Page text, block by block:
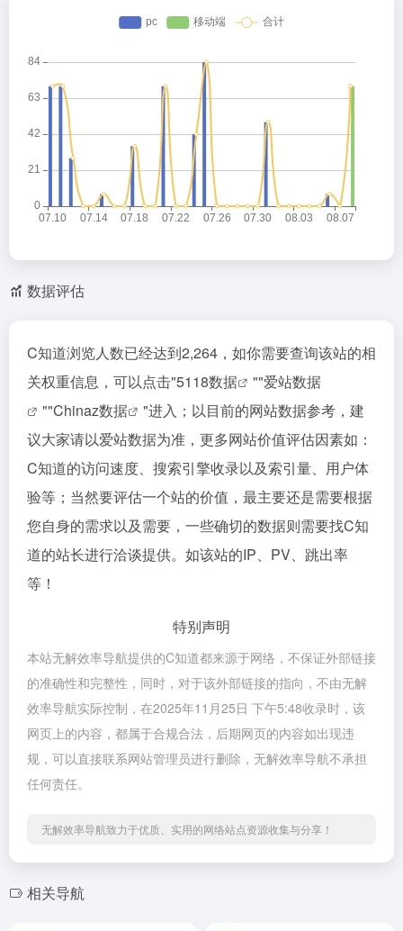
数据评估
C知道浏览人数已经达到2,264，如你需要查询该站的相
关权重信息，可以点击"5118数据 ""爱站数据
""Chinaz数据
"进入；以目前的网站数据参考，建
议大家请以爱站数据为准，更多网站价值评估因素如：
C知道的访问速度、搜索引擎收录以及索引量、用户体
验等；当然要评估一个站的价值，最主要还是需要根据
您自身的需求以及需要，一些确切的数据则需要找C知
道的站长进行洽谈提供。如该站的IP、PV、跳出率
等！
特别声明
本站无解效率导航提供的C知道都来源于网络，不保证外部链接
的准确性和完整性，同时，对于该外部链接的指向，不由无解
效率导航实际控制，在2025年11月25日 下午5:48收录时，该
网页上的内容，都属于合规合法，后期网页的内容如出现违
规，可以直接联系网站管理员进行删除，无解效率导航不承担
任何责任。
无解效率导航致力于优质、实用的网络站点资源收集与分享！
相关导航